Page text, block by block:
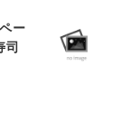
ー
司